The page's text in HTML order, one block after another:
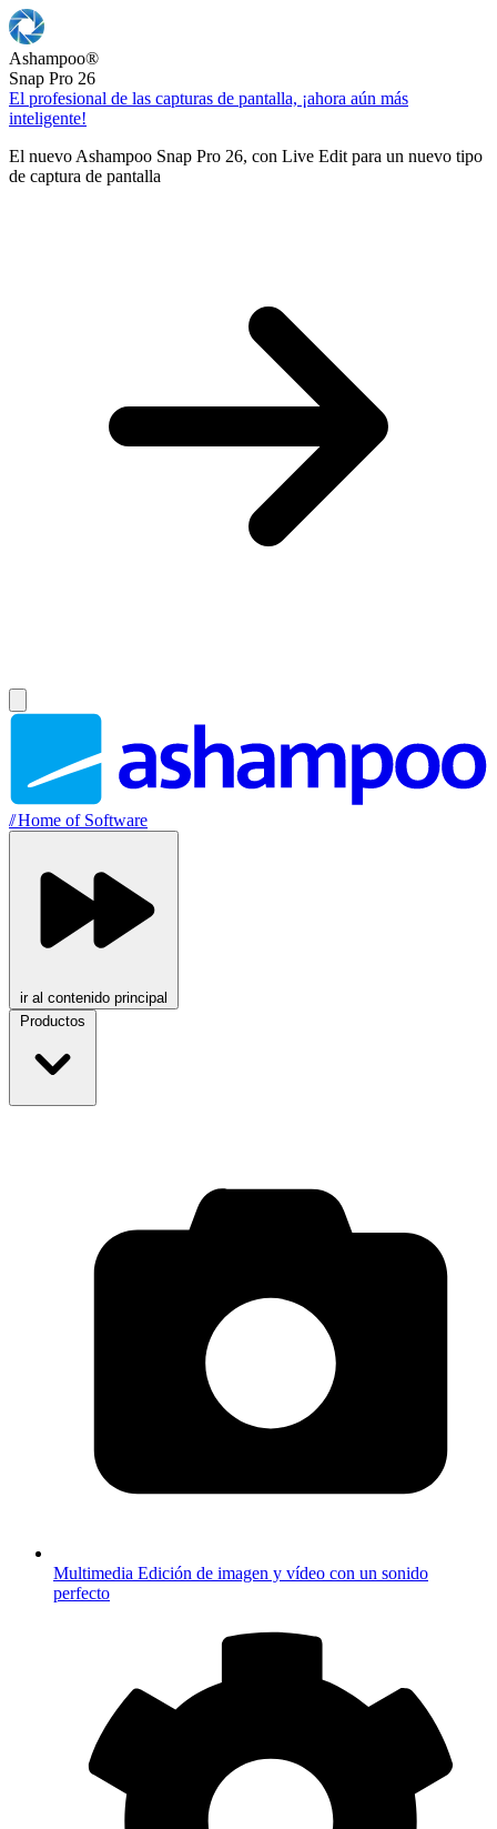
Ashampoo®
Snap Pro 26
El profesional de las capturas de pantalla, ¡ahora aún más
inteligente!
El nuevo Ashampoo Snap Pro 26, con Live Edit para un nuevo tipo
de captura de pantalla
//Home of Software
ir al contenido principal
Productos
Multimedia Edición de imagen y vídeo con un sonido
perfecto